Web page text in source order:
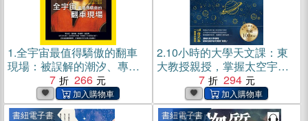
1.全宇宙最值得驕傲的翻車
現場：被誤解的潮汐、專門
尋找火星人的天文臺以及
「太陽系的邊緣人」冥王星
(電子書)
7 266
2.10小時的大學天文課：東
大教授親授，掌握太空宇宙
的全方位知識(電子書)
7 294
書紐電子書 書紐電子書